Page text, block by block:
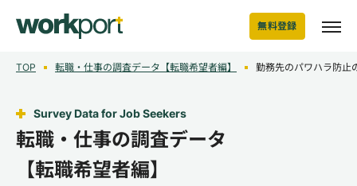
無料登録
TOP 転職・仕事の調査データ【転職希望者編】 勤務先のパワハラ防止
Survey Data for Job Seekers
転職・仕事の調査データ
【転職希望者編】